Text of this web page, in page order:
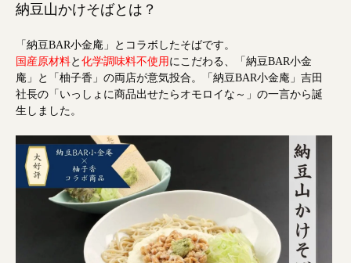
納豆山かけそばとは？
「納豆BAR小金庵」とコラボしたそばです。
国産原材料と 化学調味料不使用 にこだわる、「納豆BAR小金
庵」と「柚子香」の両店が意気投合。「納豆BAR小金庵」吉田
社長の「いっしょに商品出せたらオモロイな～」の一言から誕
生しました。